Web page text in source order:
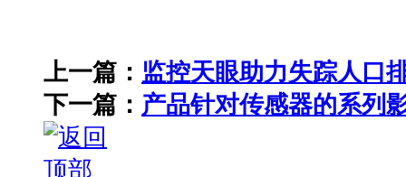
上一篇： 监控天眼助力失踪人口
下一篇： 产品针对传感器的系列